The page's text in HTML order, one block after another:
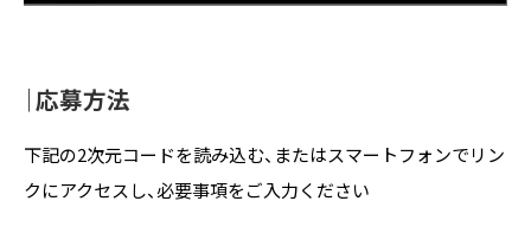
｜応募方法
下記の2次元コードを読み込む、またはスマートフォンでリン
クにアクセスし、必要事項をご入力ください